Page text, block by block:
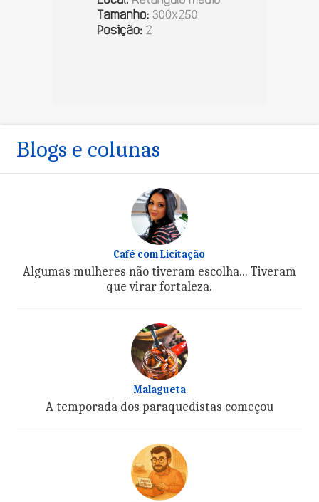
Blogs e colunas
Café com Licitação
Algumas mulheres não tiveram escolha... Tiveram
que virar fortaleza.
Malagueta
A temporada dos paraquedistas começou